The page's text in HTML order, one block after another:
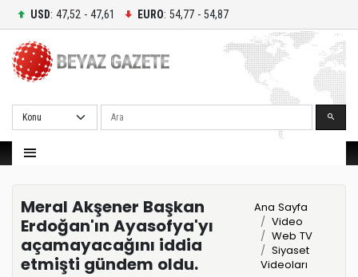
USD: 47,52 - 47,61 EURO: 54,77 - 54,87
Ara
Meral Akşener Başkan
Erdoğan'ın Ayasofya'yı
açamayacağını iddia
etmişti gündem oldu.
Ana Sayfa
Video
Web TV
Siyaset
Videoları